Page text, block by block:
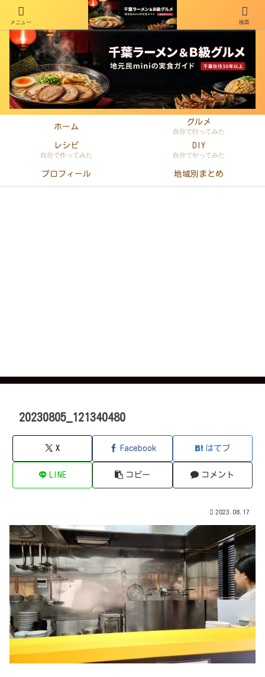
千葉在住50年以上のminiがラーメン・町中華・B級グルメを本音レビュー
ホーム
グルメ
自分で行ってみた
レシピ
自分で作ってみた
DIY
自分でやってみた
プロフィール 地域別まとめ
20230805_121340480
X Facebook はてブ
LINE コピー コメント
2023.08.17
メニュー 検索